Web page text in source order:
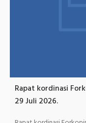
Rapat kordinasi
29 Juli 2026.